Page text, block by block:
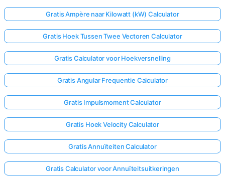
Gratis Ampère naar Kilowatt (kW) Calculator
Gratis Hoek Tussen Twee Vectoren Calculator
Gratis Calculator voor Hoekversnelling
Gratis Angular Frequentie Calculator
Gratis Impulsmoment Calculator
Gratis Hoek Velocity Calculator
Gratis Annuïteiten Calculator
Gratis Calculator voor Annuïteitsuitkeringen